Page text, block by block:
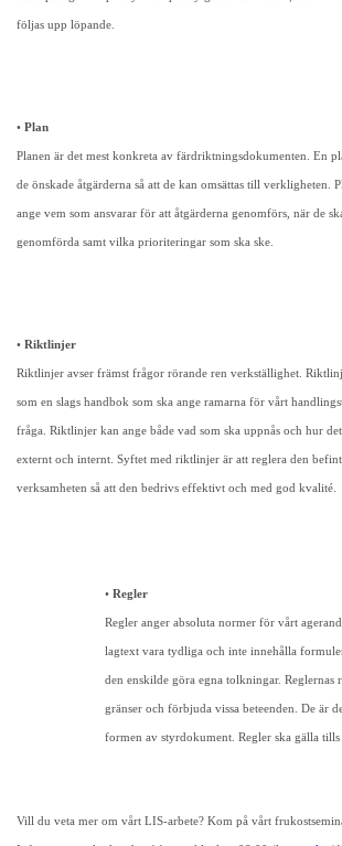
följas upp löpande.
• Plan
Planen är det mest konkreta av färdriktningsdokumenten. En
de önskade åtgärderna så att de kan omsättas till verkligheten.
ange vem som ansvarar för att åtgärderna genomförs, när de
genomförda samt vilka prioriteringar som ska ske.
• Riktlinjer
Riktlinjer avser främst frågor rörande ren verkställighet.
som en slags handbok som ska ange ramarna för vårt
fråga. Riktlinjer kan ange både vad som ska uppnås och hur
externt och internt. Syftet med riktlinjer är att reglera den
verksamheten så att den bedrivs effektivt och med god kvalité.
• Regler
Regler anger absoluta normer för vårt
lagtext vara tydliga och inte innehålla
den enskilde göra egna tolkningar. Reglernas
gränser och förbjuda vissa beteenden. De är
formen av styrdokument. Regler ska gälla tills
Vill du veta mer om vårt LIS-arbete? Kom på vårt